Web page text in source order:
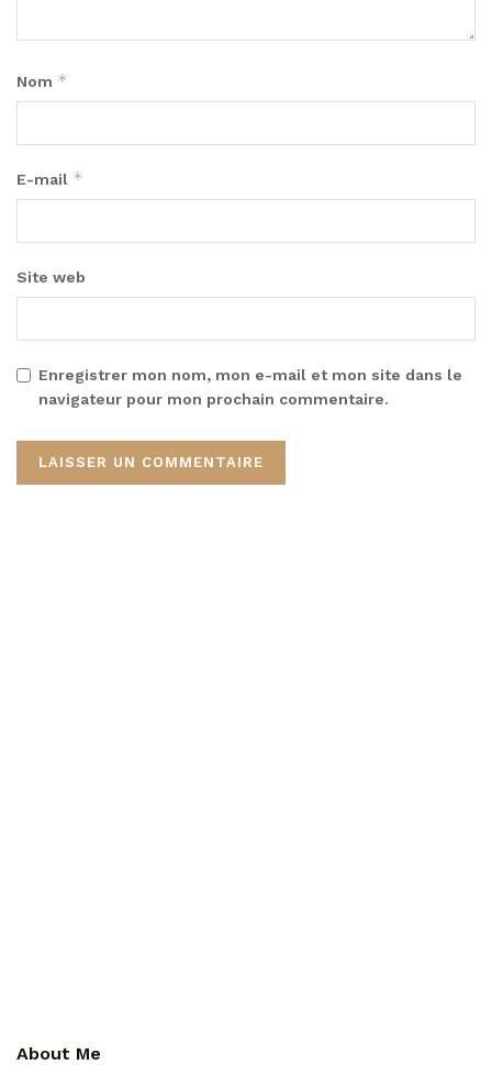
Nom *
E-mail *
Site web
Enregistrer mon nom, mon e-mail et mon site dans le
navigateur pour mon prochain commentaire.
About Me